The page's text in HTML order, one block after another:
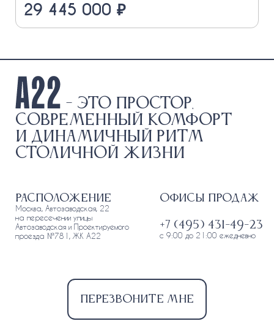
29 445 000 ₽
- это простор,
современный комфорт
и динамичный ритм
столичной жизни
Расположение
Москва, Автозаводская, 22
на пересечении улицы
Автозаводская и Проектируемого
проезда №781, ЖК А22
Офисы продаж
+7 (495) 431-49-23
с 9:00 до 21:00 ежедневно
Перезвоните мне